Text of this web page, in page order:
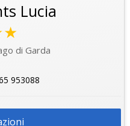
Lucia
di Garda
953088